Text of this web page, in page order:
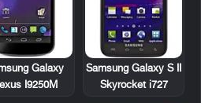
Samsung Galaxy S II
Skyrocket i727
Galaxy
I9250M